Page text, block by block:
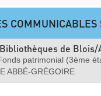
COMMUNICABLES
de Blois/
patrimonial (3ème
ABBÉ-GRÉGOIRE